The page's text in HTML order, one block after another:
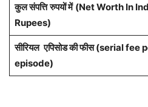
कुल संपत्ति रुपयों में (Net Worth In
Rupees)
सीरियल एपिसोड की फीस (serial fee
episode)